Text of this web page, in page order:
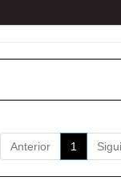
Anterior 1